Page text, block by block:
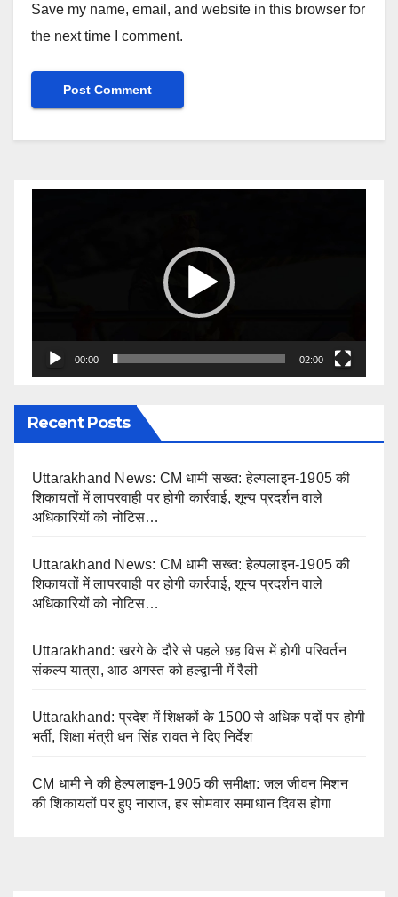
Save my name, email, and website in this browser for
the next time I comment.
00:00 02:00
Recent Posts
Uttarakhand News: CM धामी सख्त: हेल्पलाइन-1905 की
शिकायतों में लापरवाही पर होगी कार्रवाई, शून्य प्रदर्शन वाले
अधिकारियों को नोटिस…
Uttarakhand News: CM धामी सख्त: हेल्पलाइन-1905 की
शिकायतों में लापरवाही पर होगी कार्रवाई, शून्य प्रदर्शन वाले
अधिकारियों को नोटिस…
Uttarakhand: खरगे के दौरे से पहले छह विस में होगी परिवर्तन
संकल्प यात्रा, आठ अगस्त को हल्द्वानी में रैली
Uttarakhand: प्रदेश में शिक्षकों के 1500 से अधिक पदों पर होगी
भर्ती, शिक्षा मंत्री धन सिंह रावत ने दिए निर्देश
CM धामी ने की हेल्पलाइन-1905 की समीक्षा: जल जीवन मिशन
की शिकायतों पर हुए नाराज, हर सोमवार समाधान दिवस होगा